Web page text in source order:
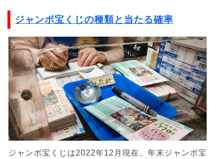
ジャンボ宝くじの種類と当たる確率
ジャンボ宝くじは2022年12月現在、年末ジャンボ宝